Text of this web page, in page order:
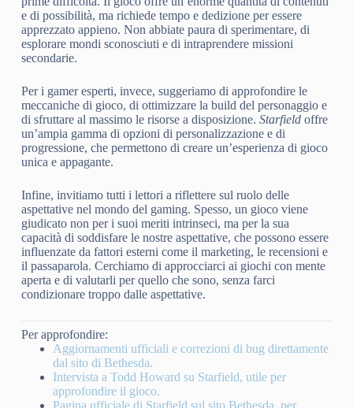
e di possibilità, ma richiede tempo e dedizione per essere
apprezzato appieno. Non abbiate paura di sperimentare, di
esplorare mondi sconosciuti e di intraprendere missioni
secondarie.
Per i gamer esperti, invece, suggeriamo di approfondire le
meccaniche di gioco, di ottimizzare la build del personaggio e
di sfruttare al massimo le risorse a disposizione. Starfieldoffre
un’ampia gamma di opzioni di personalizzazione e di
progressione, che permettono di creare un’esperienza di gioco
unica e appagante.
Infine, invitiamo tutti i lettori a riflettere sul ruolo delle
aspettative nel mondo del gaming. Spesso, un gioco viene
giudicato non per i suoi meriti intrinseci, ma per la sua
capacità di soddisfare le nostre aspettative, che possono essere
influenzate da fattori esterni come il marketing, le recensioni e
il passaparola. Cerchiamo di approcciarci ai giochi con mente
aperta e di valutarli per quello che sono, senza farci
condizionare troppo dalle aspettative.
Per approfondire:
Aggiornamenti ufficiali e correzioni di bug direttamente
dal sito di Bethesda.
Intervista a Todd Howard su Starfield, utile per
approfondire il gioco.